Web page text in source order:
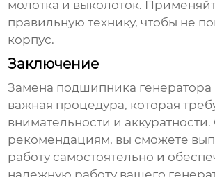
молотка и выколоток.
правильную технику, чтобы не
корпус.
Заключение
Замена подшипника
важная процедура, которая
внимательности и
рекомендациям, вы сможете
работу самостоятельно и